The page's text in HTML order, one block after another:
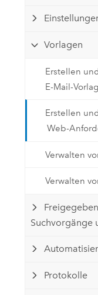
die
Vorlagen
Erstellen
E-Mail-
Erstellen
Web-
Verwalten
Verwalten
Suchvorgänge
Protokolle